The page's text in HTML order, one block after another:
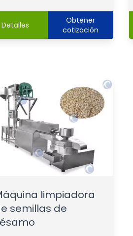
Detalles
Obtener
cotización
limpiadora
semillas de